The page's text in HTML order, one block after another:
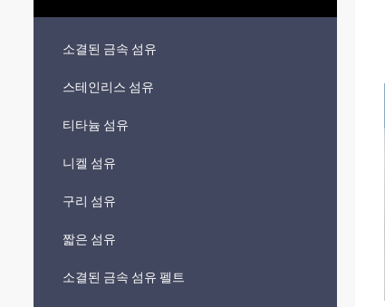
소결된 금속 섬유
스테인리스 섬유
티타늄 섬유
니켈 섬유
구리 섬유
짧은 섬유
소결된 금속 섬유 펠트